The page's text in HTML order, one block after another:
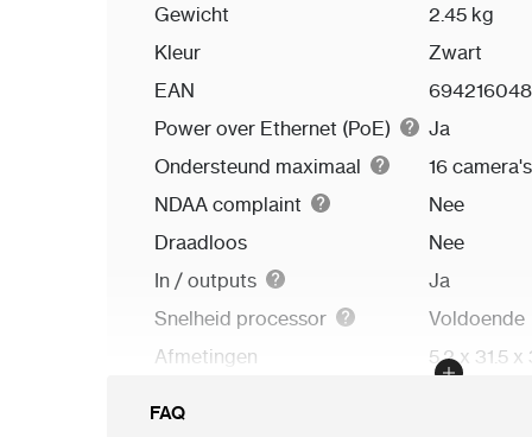
Gewicht
2.45 kg
Kleur
Zwart
EAN
Power over Ethernet (PoE)
Ja
Ondersteund maximaal
16 camera's
NDAA complaint
Nee
Draadloos
Nee
In / outputs
Ja
Snelheid processor
Voldoende
Afmetingen
5.2 x 31.5 x
FAQ